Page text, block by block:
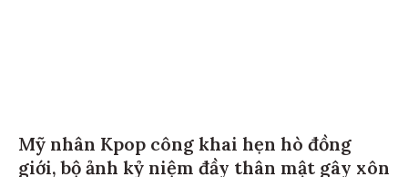
Mỹ nhân Kpop công khai hẹn hò đồng
giới, bộ ảnh kỷ niệm đầy thân mật gây xôn